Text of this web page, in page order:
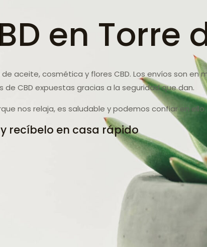
en Torre
aceite, cosmética y flores CBD. Los envíos son en
CBD expuestas gracias a la seguridad que dan.
nos relaja, es saludable y podemos confiar en ello.
recíbelo en casa rápido